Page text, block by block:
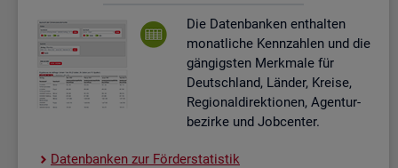
Die Da­ten­ban­ken ent­hal­ten
mo­nat­li­che Kenn­zah­len und die
gän­gigs­ten Merk­ma­le für
Deutsch­land, Län­der, Krei­se,
Re­gio­nal­di­rek­tio­nen, Agen­tur­
be­zir­ke und Job­cen­ter.
Da­ten­ban­ken zur För­der­sta­tis­tik